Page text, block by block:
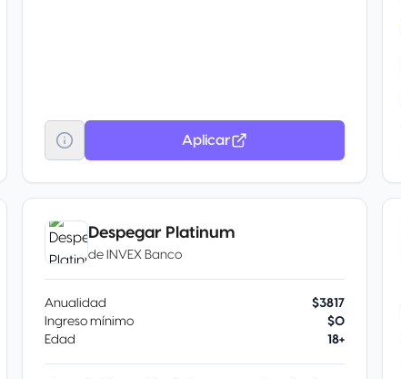
Aplicar
Despegar Platinum
de INVEX Banco
Anualidad
$3817
Ingreso mínimo
$0
Edad
18+